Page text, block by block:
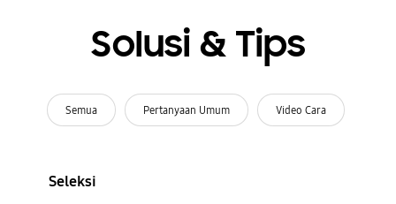
Solusi & Tips
Semua Pertanyaan Umum Video Cara
Seleksi